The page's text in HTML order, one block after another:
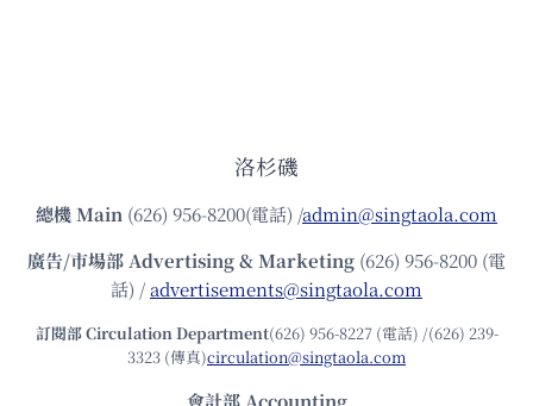
洛杉磯
總機Main (626) 956-8200(電話) /admin@singtaola.com
廣告/市場部Advertising & Marketing (626) 956-8200 (電
話) /advertisements@singtaola.com
訂閱部 Circulation Department(626) 956-8227 (電話) /(626) 239-
3323 (傳真)circulation@singtaola.com